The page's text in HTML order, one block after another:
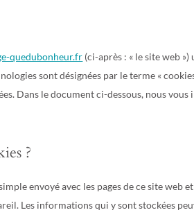
quedubonheur.fr (ci-après : « le site web
sont désignées par le terme «
Dans le document ci-dessous, nous
?
envoyé avec les pages de ce site web
Les informations qui y sont stockées